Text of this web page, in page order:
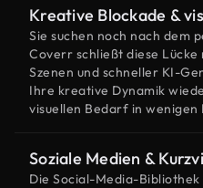
Kreative Blockade &
Sie suchen noch nach dem
Coverr schließt diese
Szenen und schneller KI-
Ihre kreative Dynamik
visuellen Bedarf in wenigen
Soziale Medien &
Die Social-Media-